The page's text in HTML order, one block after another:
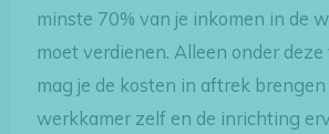
minste 70% van je inkomen in de
moet verdienen. Alleen onder
mag je de kosten in aftrek brengen
werkkamer zelf en de inrichting